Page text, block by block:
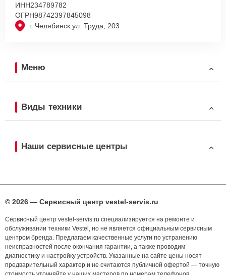
г. Челябинск ул. Труда, 203
ИНН234789782
ОГРН98742397845098
Меню
Виды техники
Наши сервисные центры
© 2026 — Сервисный центр vestel-servis.ru
Сервисный центр vestel-servis.ru специализируется на ремонте и
обслуживании техники Vestel, но не является официальным сервисным
центром бренда. Предлагаем качественные услуги по устранению
неисправностей после окончания гарантии, а также проводим
диагностику и настройку устройств. Указанные на сайте цены носят
предварительный характер и не считаются публичной офертой — точную